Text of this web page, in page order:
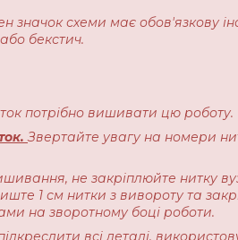
значок схеми має обов'язкову
бекстич.
потрібно вишивати цю роботу.
Звертайте увагу на номери
не закріплюйте нитку
1 см нитки з вивороту та
на зворотному боці роботи.
всі деталі,